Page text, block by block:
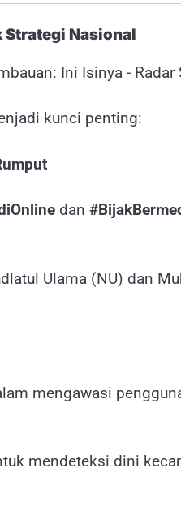
Strategi Nasional
kunci penting:
dan
Ulama (NU) dan
mengawasi
mendeteksi dini